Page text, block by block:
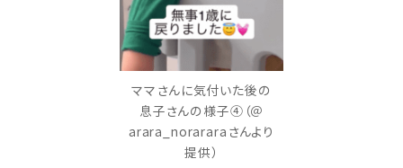
ママさんに気付いた後の
息子さんの様子④（＠
arara_norararaさんより
提供）